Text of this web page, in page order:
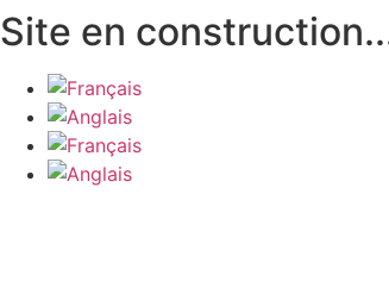
Aller
au
contenu
Site en